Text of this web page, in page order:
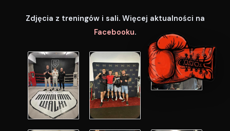
Zdjęcia z treningów i sali. Więcej aktualności na
Facebooku.